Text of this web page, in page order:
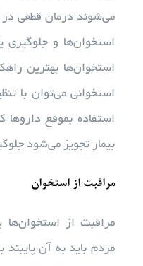
می‌شوند درمان قطعی در
استخوان‌ها و
استخوان‌ها بهترین
استخوانی می‌توان با
استفاده بموقع
بیمار تجویز می‌شود
مراقبت از استخوان
مراقبت از
مردم باید به آن